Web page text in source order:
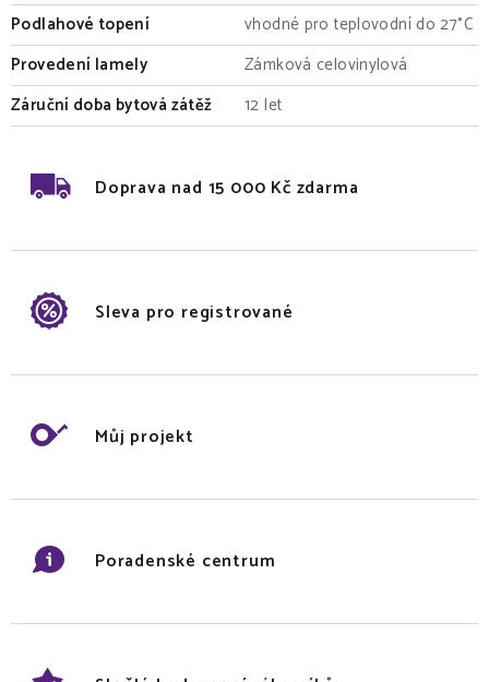
Podlahové topení
vhodné pro teplovodní do 27°C
Provedení lamely
Zámková celovinylová
Záruční doba bytová zátěž
12 let
Doprava nad 15 000 Kč zdarma
Sleva pro registrované
Můj projekt
Poradenské centrum